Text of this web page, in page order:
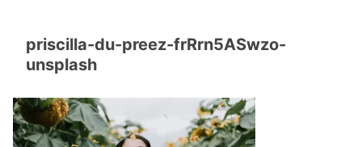
priscilla-du-preez-frRrn5ASwzo-
unsplash